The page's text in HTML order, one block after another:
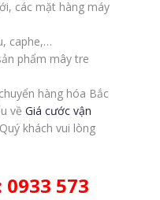
các mặt hàng máy
caphe,…
phẩm mây tre
hàng hóa Bắc
về Giá cước vận
Quý khách vui lòng
0933 573